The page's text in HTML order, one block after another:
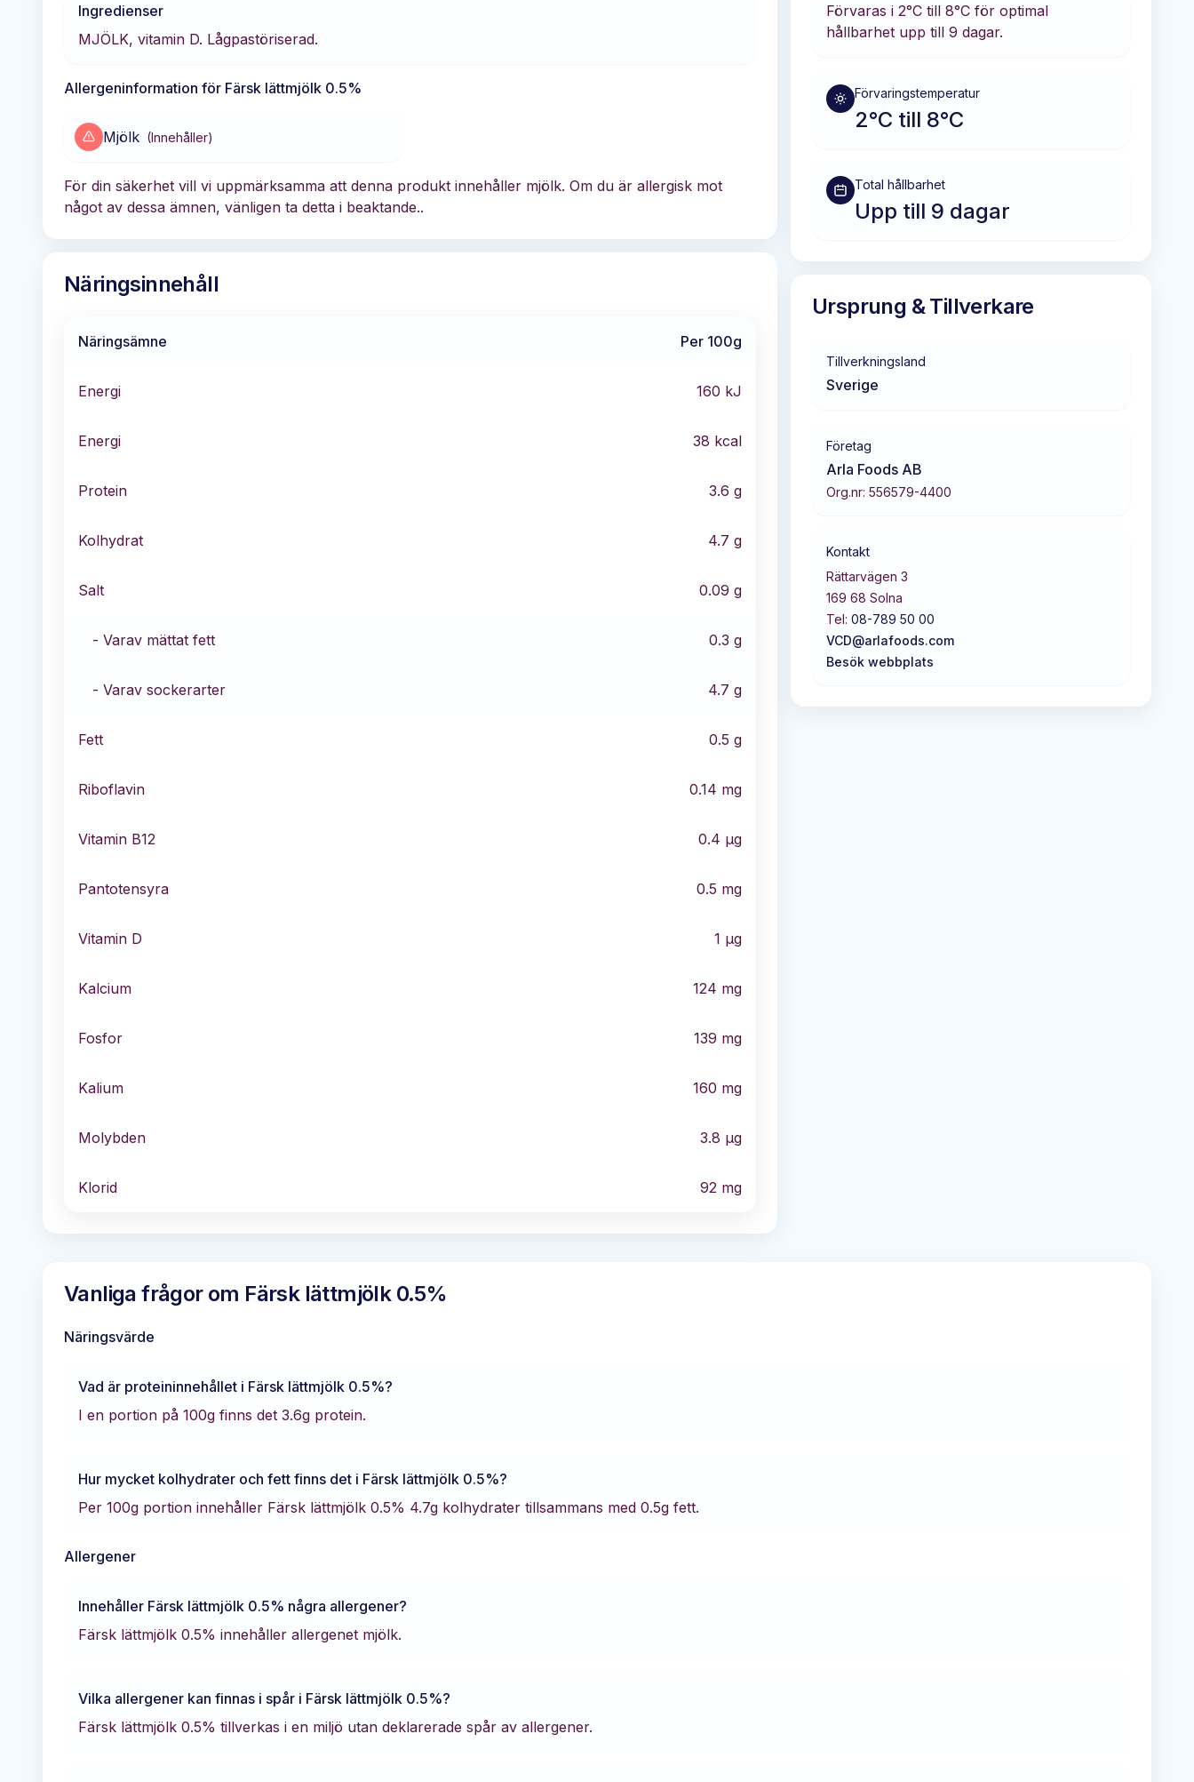
Ingredienser
MJÖLK, vitamin D. Lågpastöriserad.
Allergeninformation för Färsk lättmjölk 0.5%
Mjölk (Innehåller)
För din säkerhet vill vi uppmärksamma att denna produkt innehåller mjölk. Om du är allergisk mot
något av dessa ämnen, vänligen ta detta i beaktande..
Näringsinnehåll
Näringsämne Per 100g
Energi 160 kJ
Energi 38 kcal
Protein 3.6 g
Kolhydrat 4.7 g
Salt 0.09 g
- Varav mättat fett 0.3 g
- Varav sockerarter 4.7 g
Fett 0.5 g
Riboflavin 0.14 mg
Vitamin B12 0.4 µg
Pantotensyra 0.5 mg
Vitamin D 1 µg
Kalcium 124 mg
Fosfor 139 mg
Kalium 160 mg
Molybden 3.8 µg
Klorid 92 mg
Förvaras i 2°C till 8°C för optimal
hållbarhet upp till 9 dagar.
Förvaringstemperatur
2°C till 8°C
Total hållbarhet
Upp till 9 dagar
Ursprung & Tillverkare
Tillverkningsland
Sverige
Företag
Arla Foods AB
Org.nr: 556579-4400
Kontakt
Rättarvägen 3
169 68 Solna
Tel: 08-789 50 00
VCD@arlafoods.com
Besök webbplats
Vanliga frågor om Färsk lättmjölk 0.5%
Näringsvärde
Vad är proteininnehållet i Färsk lättmjölk 0.5%?
I en portion på 100g finns det 3.6g protein.
Hur mycket kolhydrater och fett finns det i Färsk lättmjölk 0.5%?
Per 100g portion innehåller Färsk lättmjölk 0.5% 4.7g kolhydrater tillsammans med 0.5g fett.
Allergener
Innehåller Färsk lättmjölk 0.5% några allergener?
Färsk lättmjölk 0.5% innehåller allergenet mjölk.
Vilka allergener kan finnas i spår i Färsk lättmjölk 0.5%?
Färsk lättmjölk 0.5% tillverkas i en miljö utan deklarerade spår av allergener.